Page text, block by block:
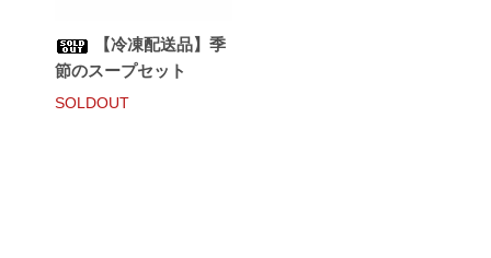
【冷凍配送品】季
節のスープセット
SOLDOUT